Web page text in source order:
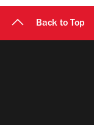
Back to Top